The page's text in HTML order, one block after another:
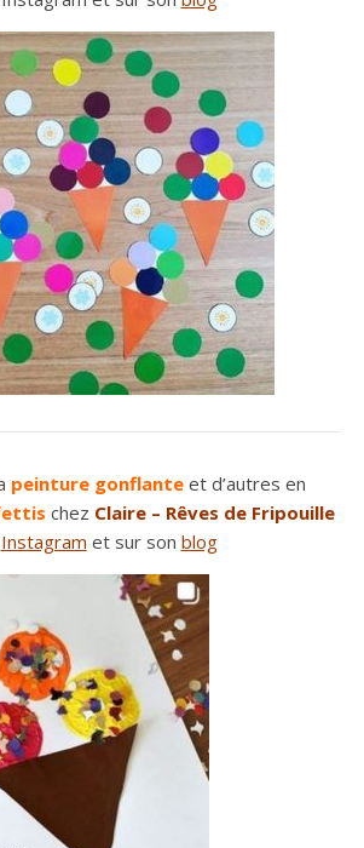
peinture gonflanteet d’autres en
chez Claire – Rêves de Fripouille
Instagram et sur son blog